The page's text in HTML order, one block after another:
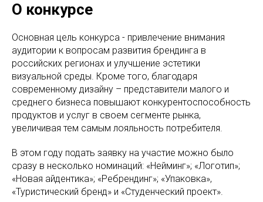
О конкурсе
Основная цель конкурса - привлечение внимания
аудитории к вопросам развития брендинга в
российских регионах и улучшение эстетики
визуальной среды. Кроме того, благодаря
современному дизайну – представители малого и
среднего бизнеса повышают конкурентоспособность
продуктов и услуг в своем сегменте рынка,
увеличивая тем самым лояльность потребителя.
В этом году подать заявку на участие можно было
сразу в несколько номинаций: «Нейминг»; «Логотип»;
«Новая айдентика»; «Ребрендинг»; «Упаковка»,
«Туристический бренд» и «Студенческий проект».